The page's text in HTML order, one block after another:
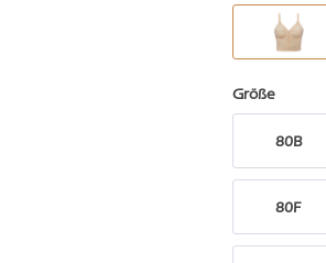
Größe
80B
80F